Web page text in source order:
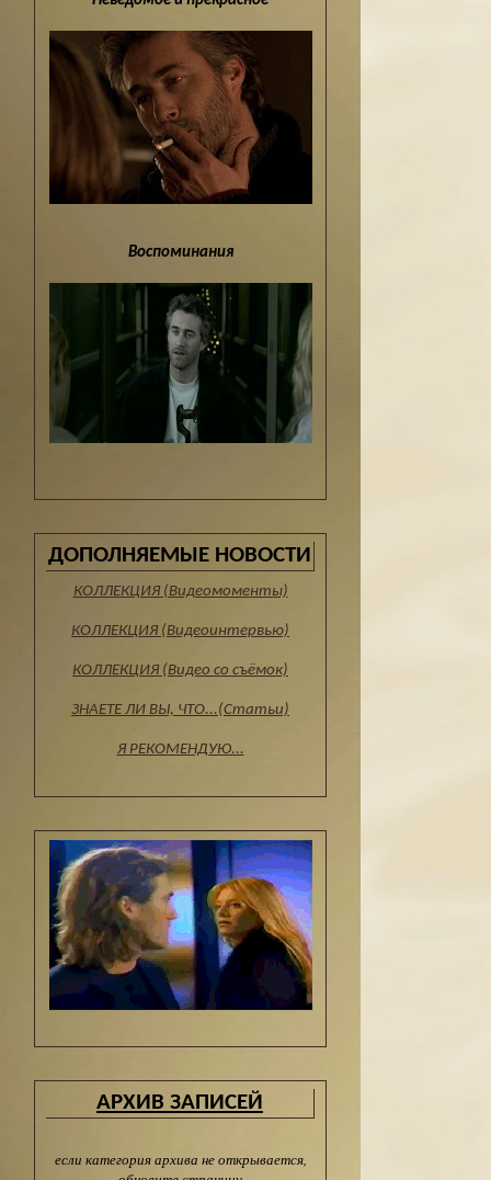
Воспоминания
ДОПОЛНЯЕМЫЕ НОВОСТИ
КОЛЛЕКЦИЯ (Видеомоменты)
КОЛЛЕКЦИЯ (Видеоинтервью)
КОЛЛЕКЦИЯ (Видео со съёмок)
ЗНАЕТЕ ЛИ ВЫ, ЧТО...(Статьи)
Я РЕКОМЕНДУЮ...
АРХИВ ЗАПИСЕЙ
если категория архива не открывается,